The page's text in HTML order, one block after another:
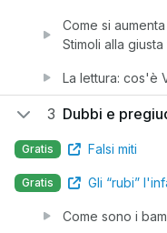
Come si
Stimoli alla
La lettura: cos'è
3 Dubbi e
Gratis Falsi miti
Gratis Gli “rubi”
Come sono i